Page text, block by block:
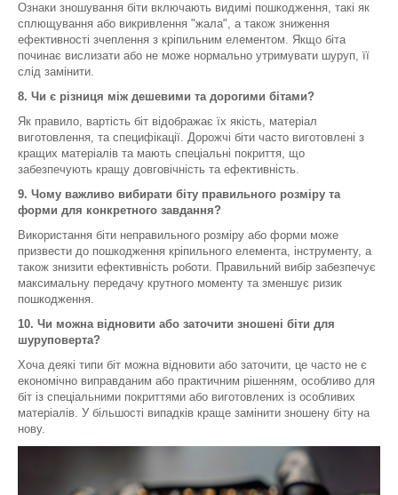
Ознаки зношування біти включають видимі пошкодження, такі як
сплющування або викривлення "жала", а також зниження
ефективності зчеплення з кріпильним елементом. Якщо біта
починає вислизати або не може нормально утримувати шуруп, її
слід замінити.
8. Чи є різниця між дешевими та дорогими бітами?
Як правило, вартість біт відображає їх якість, матеріал
виготовлення, та специфікації. Дорожчі біти часто виготовлені з
кращих матеріалів та мають спеціальні покриття, що
забезпечують кращу довговічність та ефективність.
9. Чому важливо вибирати біту правильного розміру та
форми для конкретного завдання?
Використання біти неправильного розміру або форми може
призвести до пошкодження кріпильного елемента, інструменту, а
також знизити ефективність роботи. Правильний вибір забезпечує
максимальну передачу крутного моменту та зменшує ризик
пошкодження.
10. Чи можна відновити або заточити зношені біти для
шуруповерта?
Хоча деякі типи біт можна відновити або заточити, це часто не є
економічно виправданим або практичним рішенням, особливо для
біт із спеціальними покриттями або виготовлених із особливих
матеріалів. У більшості випадків краще замінити зношену біту на
нову.